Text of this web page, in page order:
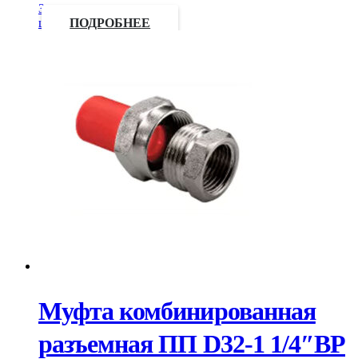
Запросить
цену
ПОДРОБНЕЕ
Муфта комбинированная
разъемная ПП D32-1 1/4″ВР